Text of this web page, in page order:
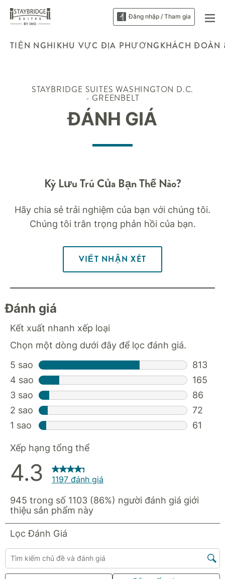
Đăng nhập / Tham gia
TIỆN NGHIKHU VỰC ĐỊA PHƯƠNGKHÁCH ĐOÀN
STAYBRIDGE SUITES WASHINGTON D.C.
- GREENBELT
ĐÁNH GIÁ
Kỳ Lưu Trú Của Bạn Thế Nào?
Hãy chia sẻ trải nghiệm của bạn với chúng tôi.
Chúng tôi trân trọng phản hồi của bạn.
VIẾT NHẬN XÉT